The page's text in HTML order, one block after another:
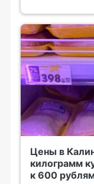
Цены в
килограмм
к 600